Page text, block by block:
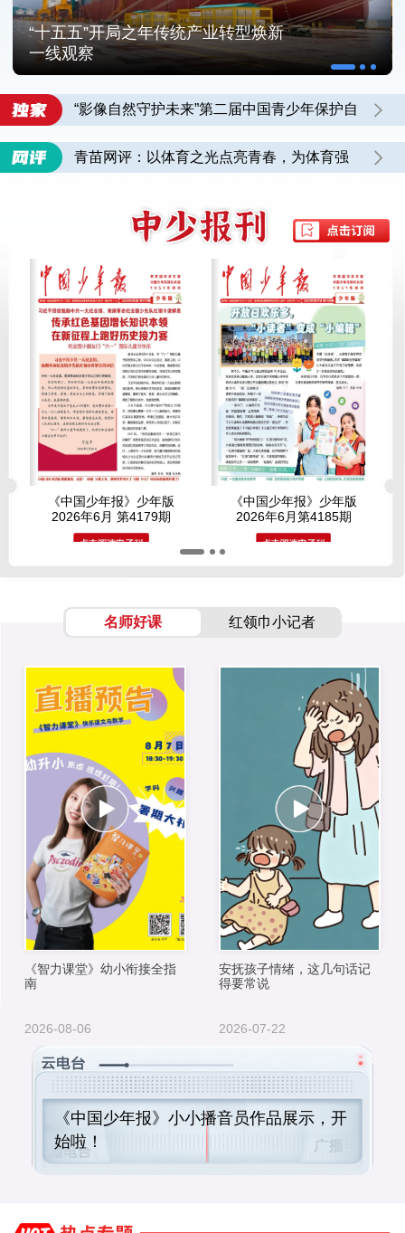
“十五五”开局之年传统产业转型焕新
一线观察
“影像自然守护未来”第二届中国青少年保护自
然影像计划自然影像训练营在四川圆满结营
青苗网评：以体育之光点亮青春，为体育强
《中国少年报》少年版
2026年6月 第4179期
《中国少年报》少年版
2026年6月第4185期
名师好课 红领巾小记者
《智力课堂》幼小衔接全指
南
2026-08-06
安抚孩子情绪，这几句话记
得要常说
2026-07-22
《中国少年报》小小播音员作品展示，开
始啦！
《中国少年报》云电台 | 小小播音员作品